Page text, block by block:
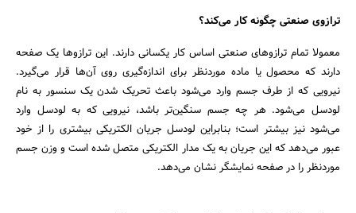
ترازوی صنعتی چگونه کار می‌کند؟
معمولا تمام ترازوهای صنعتی اساس کار یکسانی دارند‌. این ترازوها یک صفحه
دارند که محصول یا ماده موردنظر برای اندازه‌گیری روی آن‌ها قرار می‌گیرد.
نیرویی که از طرف جسم وارد می‌شود باعث تحریک شدن یک سنسور به نام
لودسل می‌شود. هر چه جسم سنگین‌تر باشد، نیرویی که به لودسل وارد
می‌شود نیز بیشتر است؛ بنابراین لودسل جریان الکتریکی بیشتری را از خود
عبور می‌دهد که این جریان به یک مدار الکتریکی متصل شده است و وزن جسم
موردنظر را در صفحه نمایشگر نشان می‌دهد.